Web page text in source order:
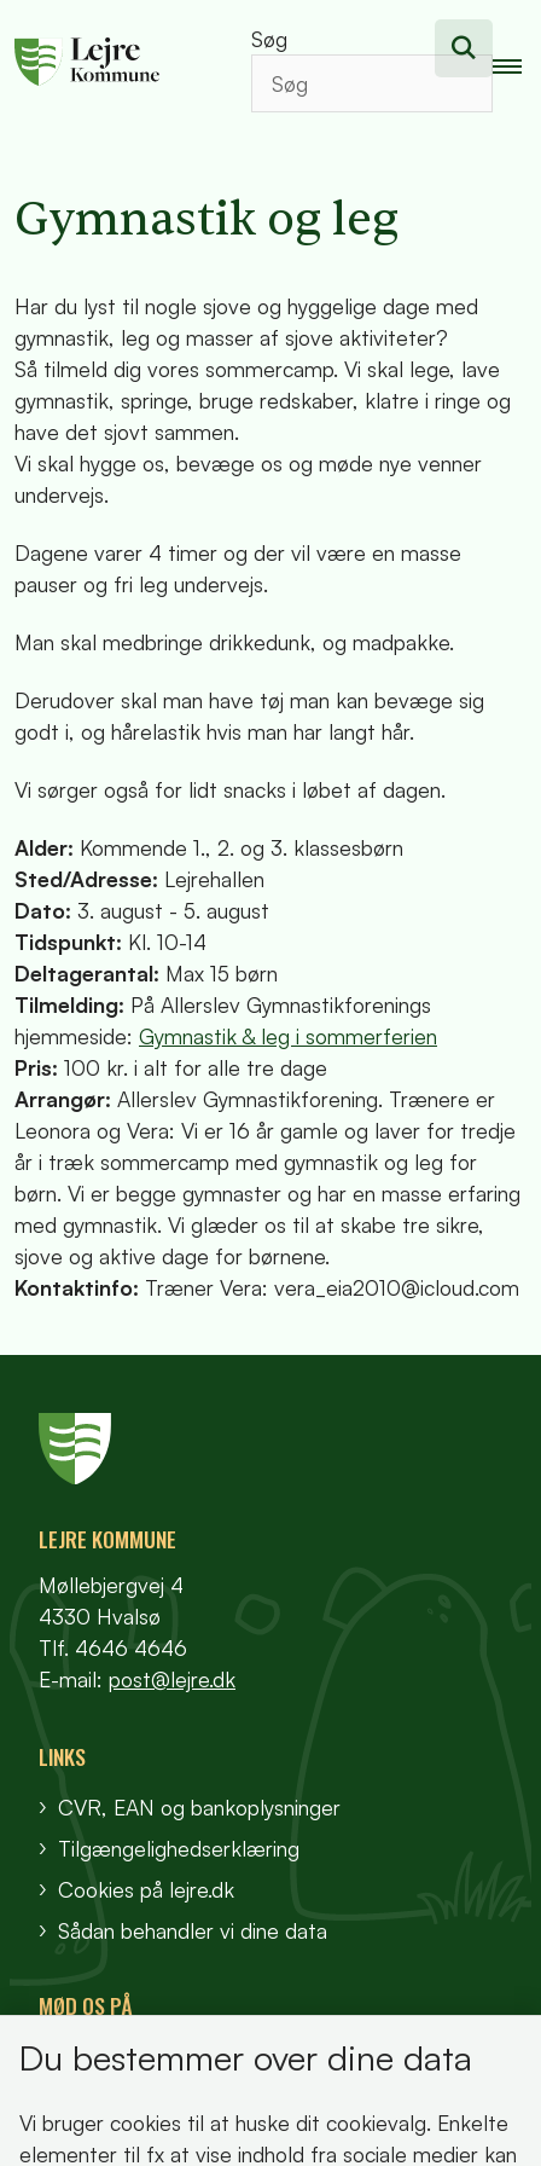
Søg
Gymnastik og leg
Har du lyst til nogle sjove og hyggelige dage med
gymnastik, leg og masser af sjove aktiviteter?
Så tilmeld dig vores sommercamp. Vi skal lege, lave
gymnastik, springe, bruge redskaber, klatre i ringe og
have det sjovt sammen.
Vi skal hygge os, bevæge os og møde nye venner
undervejs.
Dagene varer 4 timer og der vil være en masse
pauser og fri leg undervejs.
Man skal medbringe drikkedunk, og madpakke.
Derudover skal man have tøj man kan bevæge sig
godt i, og hårelastik hvis man har langt hår.
Vi sørger også for lidt snacks i løbet af dagen.
Alder: Kommende 1., 2. og 3. klassesbørn
Sted/Adresse: Lejrehallen
Dato: 3. august - 5. august
Tidspunkt: Kl. 10-14
Deltagerantal: Max 15 børn
Tilmelding: På Allerslev Gymnastikforenings
hjemmeside: Gymnastik & leg i sommerferien
Pris: 100 kr. i alt for alle tre dage
Arrangør: Allerslev Gymnastikforening. Trænere er
Leonora og Vera: Vi er 16 år gamle og laver for tredje
år i træk sommercamp med gymnastik og leg for
børn. Vi er begge gymnaster og har en masse erfaring
med gymnastik. Vi glæder os til at skabe tre sikre,
sjove og aktive dage for børnene.
Kontaktinfo: Træner Vera: vera_eia2010@icloud.com
LEJRE KOMMUNE
Møllebjergvej 4
4330 Hvalsø
Tlf. 4646 4646
E-mail: post@lejre.dk
LINKS
CVR, EAN og bankoplysninger
Tilgængelighedserklæring
Cookies på lejre.dk
Sådan behandler vi dine data
MØD OS PÅ
VisitFjordlandet
Oplev Lejre
Du bestemmer over dine data
Vi bruger cookies til at huske dit cookievalg. Enkelte
elementer til fx at vise indhold fra sociale medier kan